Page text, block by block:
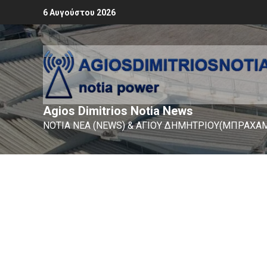
6 Αυγούστου 2026
Agios Dimitrios Notia News
ΝΟΤΙΑ ΝΕΑ (NEWS) & ΑΓΙΟΥ